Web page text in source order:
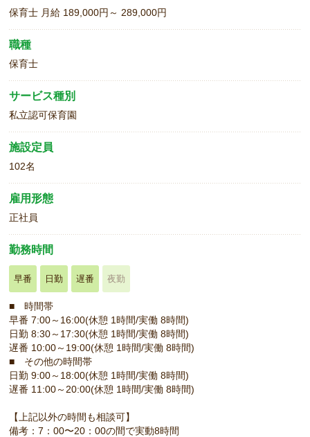
保育士 月給 189,000円～ 289,000円
職種
保育士
サービス種別
私立認可保育園
施設定員
102名
雇用形態
正社員
勤務時間
早番 日勤 遅番 夜勤
■ 時間帯
早番 7:00～16:00(休憩 1時間/実働 8時間)
日勤 8:30～17:30(休憩 1時間/実働 8時間)
遅番 10:00～19:00(休憩 1時間/実働 8時間)
■ その他の時間帯
日勤 9:00～18:00(休憩 1時間/実働 8時間)
遅番 11:00～20:00(休憩 1時間/実働 8時間)
【上記以外の時間も相談可】
備考：7：00〜20：00の間で実動8時間